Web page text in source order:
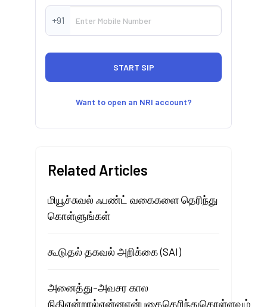
+91
Want to open an NRI account?
Related Articles
மியூச்சுவல் ஃபண்ட் வகைகளை தெரிந்து
கொள்ளுங்கள்
கூடுதல் தகவல் அறிக்கை (SAI)
அனைத்து-அவசர கால
நிதிஎன்றால்என்னஎன்பதைதெரிந்துகொள்ளவும்